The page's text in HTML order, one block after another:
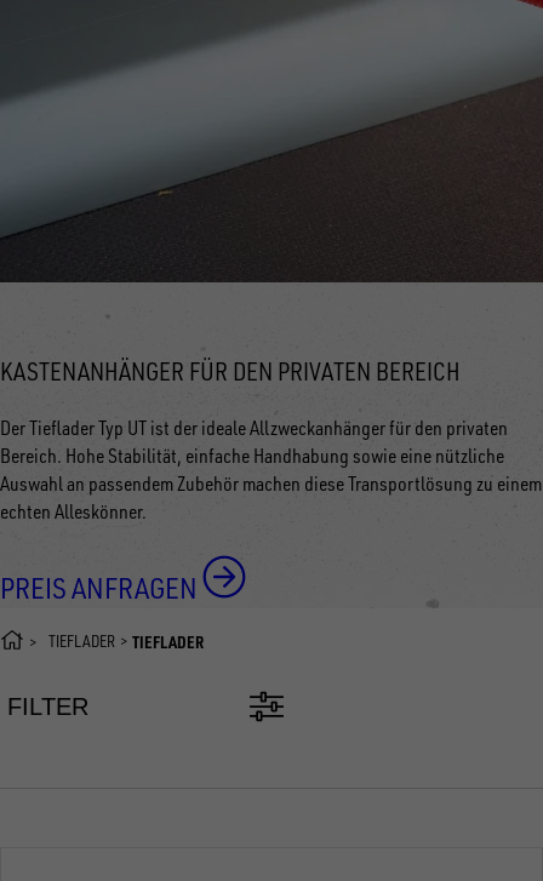
KASTENANHÄNGER FÜR DEN PRIVATEN BEREICH
Der Tieflader Typ UT ist der ideale Allzweckanhänger für den privaten
Bereich. Hohe Stabilität, einfache Handhabung sowie eine nützliche
Auswahl an passendem Zubehör machen diese Transportlösung zu einem
echten Alleskönner.
PREIS ANFRAGEN
TIEFLADER TIEFLADER
FILTER